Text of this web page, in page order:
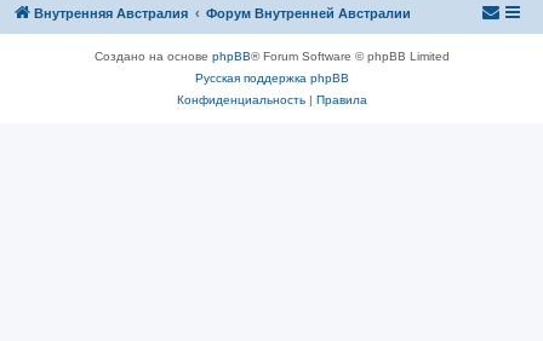
Внутренняя Австралия Форум Внутренней Австралии
Создано на основе phpBB® Forum Software © phpBB Limited
Русская поддержка phpBB
Конфиденциальность| Правила